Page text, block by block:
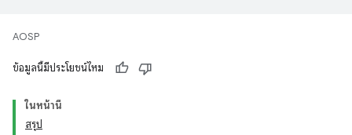
AOSP
ข้อมูลนี้มีประโยชน์ไหม
ในหน้านี้
สรุป